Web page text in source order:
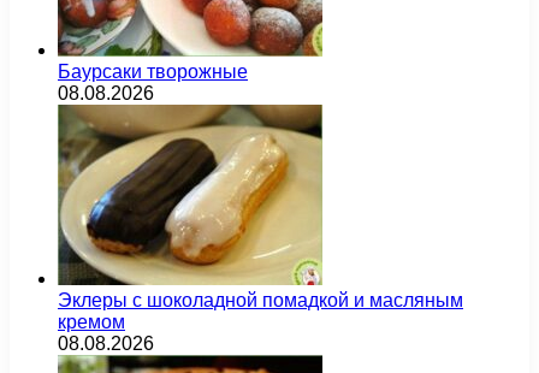
Баурсаки творожные
08.08.2026
Эклеры с шоколадной помадкой и масляным
кремом
08.08.2026